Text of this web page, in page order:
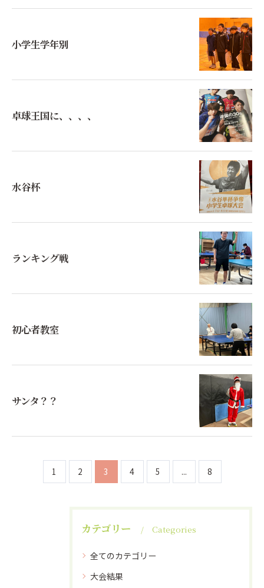
小学生学年別
卓球王国に、、、、
水谷杯
ランキング戦
初心者教室
サンタ？？
1 2 3 4 5 ... 8
カテゴリー Categories
全てのカテゴリー
大会結果